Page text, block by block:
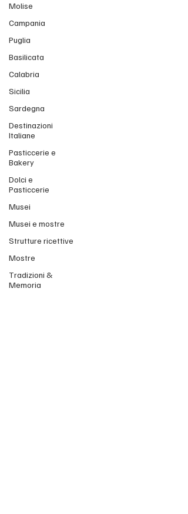
Molise
Campania
Puglia
Basilicata
Calabria
Sicilia
Sardegna
Destinazioni
Italiane
Pasticcerie e
Bakery
Dolci e
Pasticcerie
Musei
Musei e mostre
Strutture ricettive
Mostre
Tradizioni &
Memoria